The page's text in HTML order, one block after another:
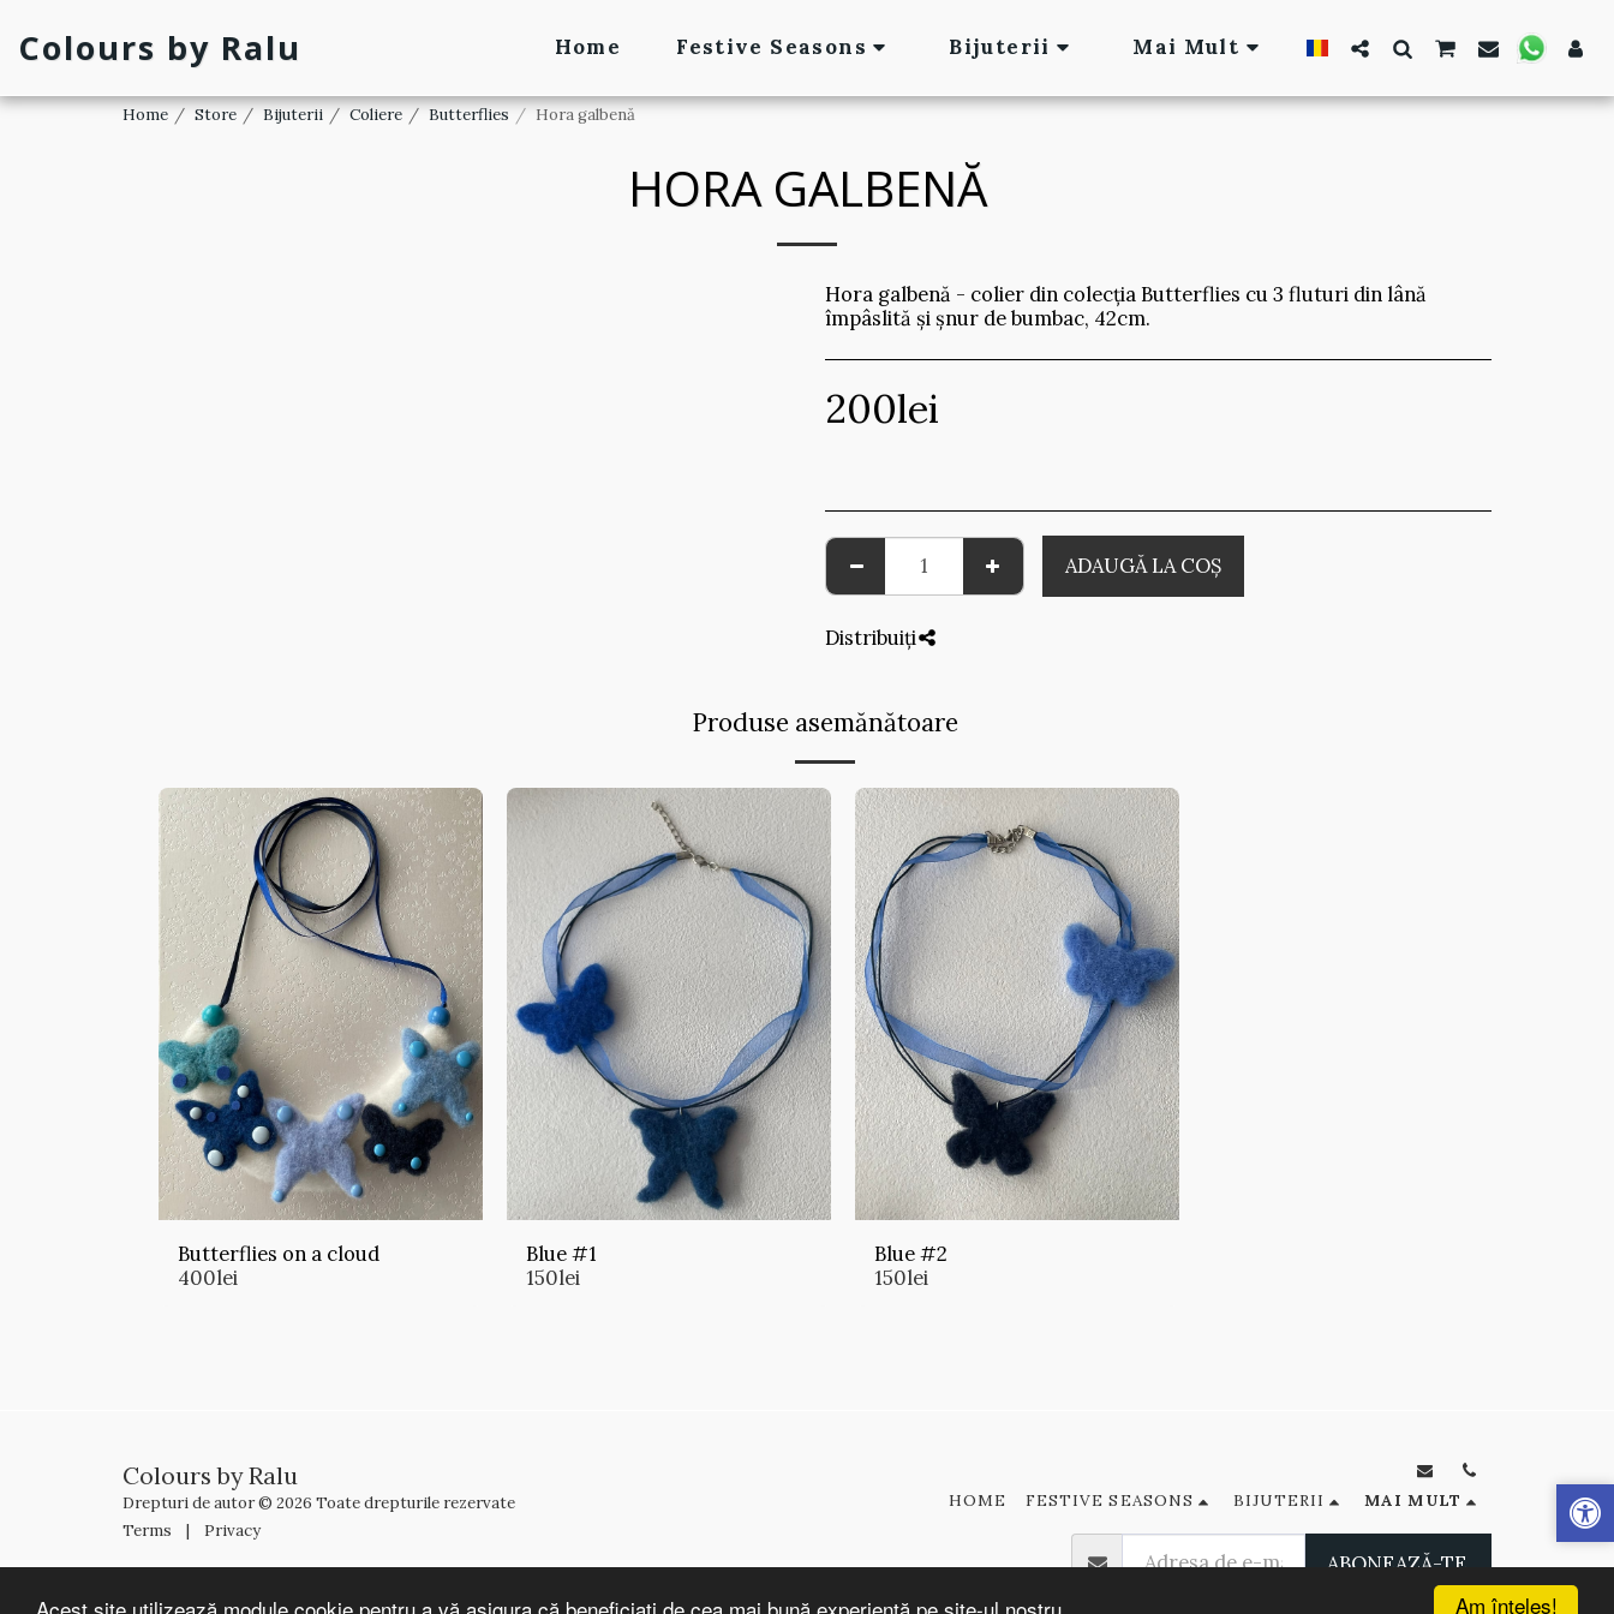
Am înţeles!
Acest site utilizează module cookie pentru a vă asigura că beneficiați de cea mai bună experiență pe site-ul nostru
Colours by Ralu Home Festive Seasons Bijuterii Mai Mult
Home Store Bijuterii Coliere Butterflies Hora galbenă
HORA GALBENĂ
Hora galbenă - colier din colecția Butterflies cu 3 fluturi din lână
împâslită și șnur de bumbac, 42cm.
200lei
ADAUGĂ LA COŞ
Distribuiți
Produse asemănătoare
Butterflies on a cloud
400lei
Blue #1
150lei
Blue #2
150lei
Colours by Ralu
Drepturi de autor © 2026 Toate drepturile rezervate
Terms | Privacy
HOME FESTIVE SEASONS BIJUTERII MAI MULT
ABONEAZĂ-TE